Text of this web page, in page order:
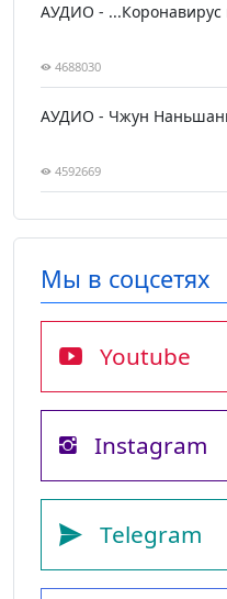
АУДИО - ...Коронавирус
4688030
АУДИО - Чжун
4592669
Мы в соцсетях
Youtube
Instagram
Telegram